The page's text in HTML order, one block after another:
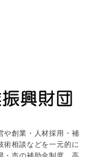
や創業・人材採用・補
術相談などを一元的に
・市の補助金制度、高